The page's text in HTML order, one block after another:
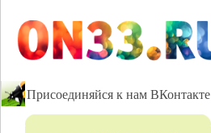
Присоединяйся к нам ВКонтакте